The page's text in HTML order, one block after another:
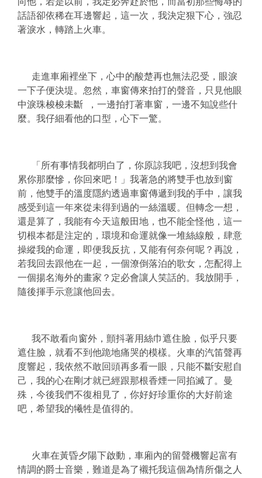
話語卻依稀在耳邊響起，這一次，我決定狠下心，強忍
著淚水，轉踏上火車。
走進車廂裡坐下，心中的酸楚再也無法忍受，眼淚
一下子便決堤。忽然，車窗傳來拍打的聲音，只見他眼
中淚珠梭梭未斷 ，一邊拍打著車窗，一邊不知說些什
麼。我仔細看他的口型，心下一驚。
「所有事情我都明白了，你原諒我吧，沒想到我會
累你那麼慘，你回來吧！」我著急的將雙手也放到窗
前，他雙手的溫度隱約透過車窗傳遞到我的手中，讓我
感受到這一年來從未得到過的一絲溫暖。但轉念一想，
還是算了，我能有今天這般田地，也不能全怪他，這一
切根本都是注定的，環境和命運就像一堆絲線般，肆意
操縱我的命運，即便我反抗，又能有何奈何呢？再說，
若我回去跟他在一起，一個潦倒落泊的歌女，怎配得上
一個揚名海外的畫家？定必會讓人笑話的。我放開手，
隨後揮手示意讓他回去。
我不敢看向窗外，顫抖著用絲巾遮住臉，似乎只要
遮住臉，就看不到他跪地痛哭的模樣。火車的汽笛聲再
度響起，我依然不敢回頭再多看一眼，只能不斷安慰自
己，我的心在剛才就已經跟那根香煙一同掐滅了。曼
殊，今後我們不復相見了，你好好珍重你的大好前途
吧，希望我的犧牲是值得的。
火車在黃昏夕陽下啟動，車廂內的留聲機響起富有
情調的爵士音樂，難道是為了襯托我這個為情所傷之人